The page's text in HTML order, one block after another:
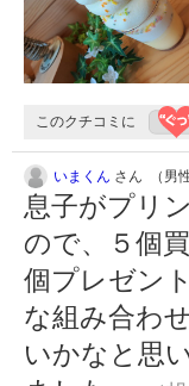
このクチコミに
いまくん さん （男
息子がプリ
ので、５個
個プレゼン
な組み合わ
いかなと思